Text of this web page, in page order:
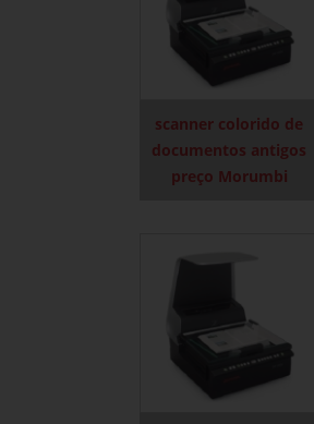
scanner colorido de
documentos antigos
preço Morumbi